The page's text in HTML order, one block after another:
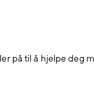
på til å hjelpe deg